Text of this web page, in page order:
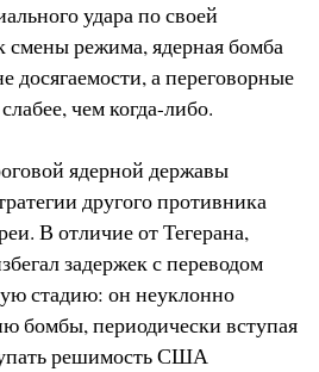
удара по своей
смены режима, ядерная бомба
досягаемости, а переговорные
чем когда-либо.
ядерной державы
другого противника
В отличие от Тегерана,
задержек с переводом
стадию: он неуклонно
бомбы, периодически вступая
решимость США